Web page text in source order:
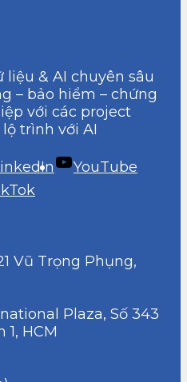
& AI chuyên sâu
– bảo hiểm – chứng
với các project
trình với AI
YouTube
Vũ Trọng Phụng,
Plaza, Số 343
1, HCM